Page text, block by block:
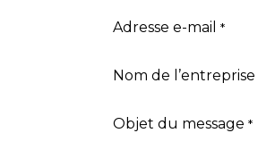
Adresse e-mail *
Nom de l’entreprise
Objet du message *